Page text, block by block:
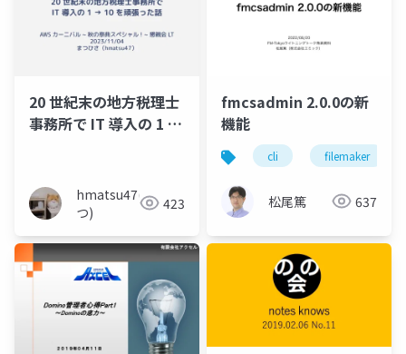
20 世紀末の地方税理士
事務所で IT 導入の 1 →
hmatsu47(ま
つ)
423
fmcsadmin 2.0.0の新
機能
cli filemaker
松尾篤 637